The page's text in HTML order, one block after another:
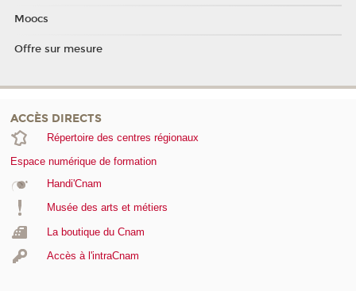
Moocs
Offre sur mesure
ACCÈS DIRECTS
Répertoire des centres régionaux
Espace numérique de formation
Handi'Cnam
Musée des arts et métiers
La boutique du Cnam
Accès à l'intraCnam